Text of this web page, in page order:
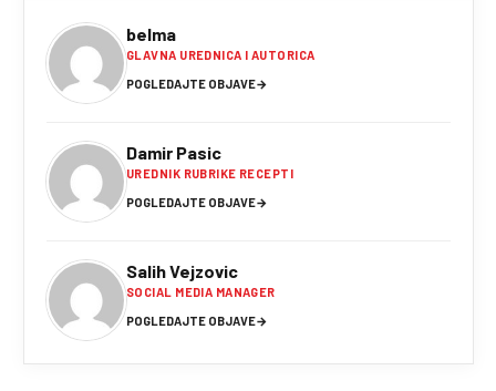
belma
GLAVNA UREDNICA I AUTORICA
POGLEDAJTE OBJAVE→
Damir Pasic
UREDNIK RUBRIKE RECEPTI
POGLEDAJTE OBJAVE→
Salih Vejzovic
SOCIAL MEDIA MANAGER
POGLEDAJTE OBJAVE→